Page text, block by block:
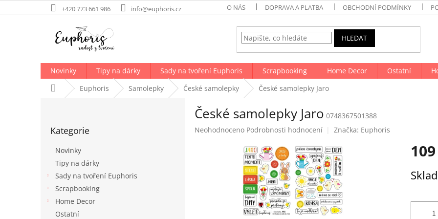
na
+420 773 661 986 info@euphoris.cz O NÁS DOPRAVA A PLATBA OBCHODNÍ PODMÍNKY
HLEDAT
Novinky Tipy na dárky Sady na tvoření Euphoris Scrapbooking Home Decor Ostatní
Domů Euphoris Samolepky České samolepky České samolepky Jaro
kategorie
Kategorie
Novinky
Tipy na dárky
Sady na tvoření Euphoris
Scrapbooking
Home Decor
Ostatní
České samolepky Jaro 0748367501388
Průměrné
Neohodnoceno Podrobnosti hodnocení Značka: Euphoris
cena: